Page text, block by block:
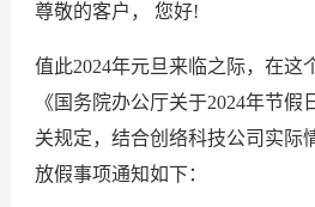
尊敬的客户， 您好!
值此2024年元旦来临之际，在这
《国务院办公厅关于2024年节假
关规定，结合创络科技公司实际
放假事项通知如下：